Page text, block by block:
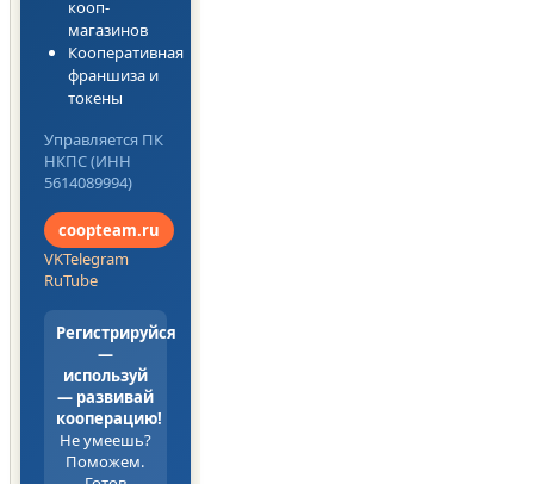
кооп-
магазинов
Кооперативная
франшиза и
токены
Управляется ПК
НКПС (ИНН
5614089994)
coopteam.ru
VKTelegram
RuTube
Регистрируйся
—
используй
— развивай
кооперацию!
Не умеешь?
Поможем.